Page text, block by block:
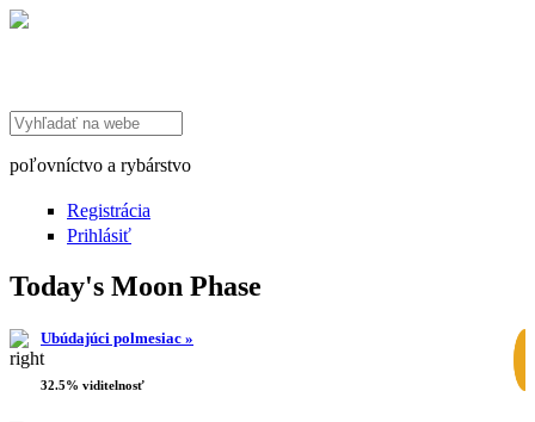
Search this site
poľovníctvo a rybárstvo
Registrácia
Prihlásiť
Today's Moon Phase
Ubúdajúci polmesiac »
32.5% viditelnosť